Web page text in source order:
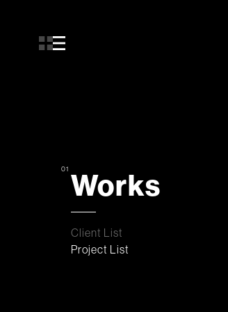
01 Works
Client List
Project List